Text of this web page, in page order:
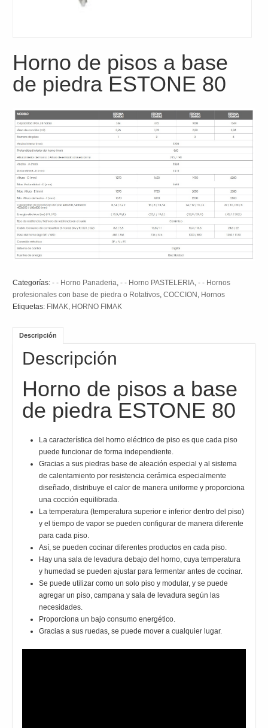
Horno de pisos a base
de piedra ESTONE 80
Categorías:- - Horno Panaderia,- - Horno PASTELERIA,- - Hornos
profesionales con base de piedra o Rotativos,COCCION, Hornos
Etiquetas: FIMAK, HORNO FIMAK
Descripción
Descripción
Horno de pisos a base
de piedra ESTONE 80
La característica del horno eléctrico de piso es que cada piso
puede funcionar de forma independiente.
Gracias a sus piedras base de aleación especial y al sistema
de calentamiento por resistencia cerámica especialmente
diseñado, distribuye el calor de manera uniforme y proporciona
una cocción equilibrada.
La temperatura (temperatura superior e inferior dentro del piso)
y el tiempo de vapor se pueden configurar de manera diferente
para cada piso.
Así, se pueden cocinar diferentes productos en cada piso.
Hay una sala de levadura debajo del horno, cuya temperatura
y humedad se pueden ajustar para fermentar antes de cocinar.
Se puede utilizar como un solo piso y modular, y se puede
agregar un piso, campana y sala de levadura según las
necesidades.
Proporciona un bajo consumo energético.
Gracias a sus ruedas, se puede mover a cualquier lugar.